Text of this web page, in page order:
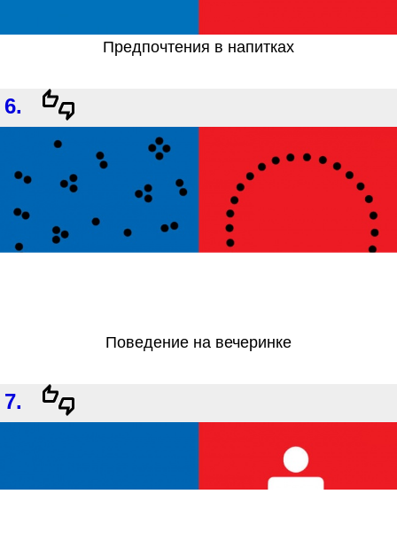
Предпочтения в напитках
6.
Поведение на вечеринке
7.